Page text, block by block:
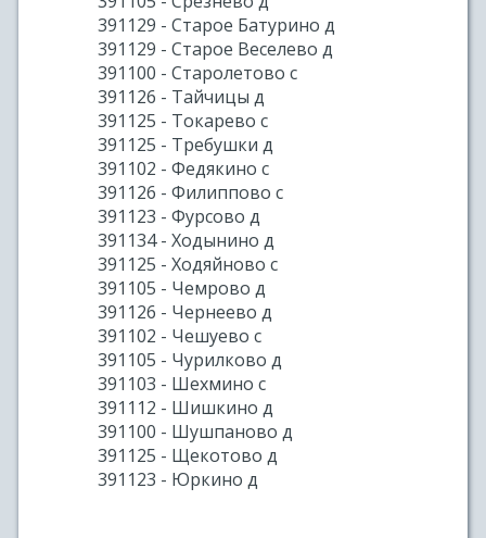
391129 - Старое Батурино д
391129 - Старое Веселево д
391100 - Старолетово с
391126 - Тайчицы д
391125 - Токарево с
391125 - Требушки д
391102 - Федякино с
391126 - Филиппово с
391123 - Фурсово д
391134 - Ходынино д
391125 - Ходяйново с
391105 - Чемрово д
391126 - Чернеево д
391102 - Чешуево с
391105 - Чурилково д
391103 - Шехмино с
391112 - Шишкино д
391100 - Шушпаново д
391125 - Щекотово д
391123 - Юркино д